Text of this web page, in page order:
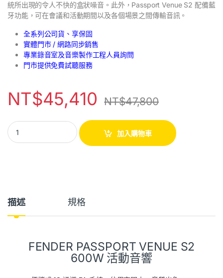
統所出現的令人不快的盒狀噪音。此外，Passport Venue S2 配備藍
牙功能，可在會議和活動期間以及各個場景之間傳輸音訊。
全系列公司貨、享保固
實體門市 / 網路同步銷售
專業錄音室及音樂製作工程人員詢問
門市提供免費試聽服務
NT$45,410 NT$47,800
加入購物車
描述 規格
FENDER PASSPORT VENUE S2
600W 活動音響